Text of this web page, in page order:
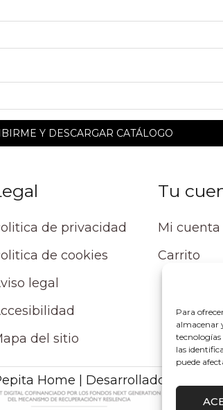
Para
almacenar
las
puede
de privacidad
de cookies
legal
del sitio
Tu
Mi cuenta
Carrito
Home | Desarrollado por